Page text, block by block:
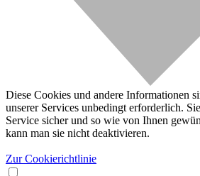
Diese Cookies und andere Informationen
unserer Services unbedingt erforderlich.
Service sicher und so wie von Ihnen
kann man sie nicht deaktivieren.
Zur Cookierichtlinie